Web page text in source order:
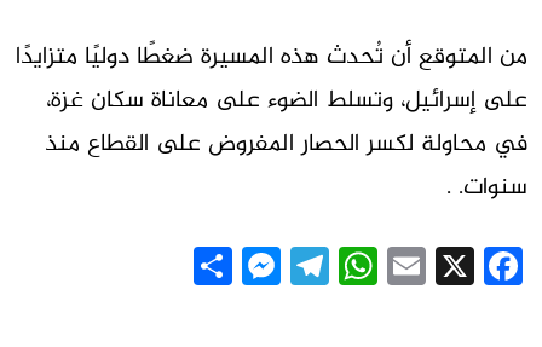
من المتوقع أن تُحدث هذه المسيرة ضغطًا دوليًا متزايدًا
على إسرائيل، وتسلط الضوء على معاناة سكان غزة،
في محاولة لكسر الحصار المفروض على القطاع منذ
سنوات. .
Facebook
X
Email
WhatsApp
Telegram
Messenger